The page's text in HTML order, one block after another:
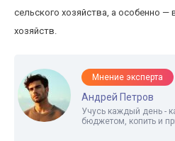
сельского хозяйства, а особенно —
хозяйств.
Мнение эксперта
Андрей Петров
Учусь каждый день -
бюджетом, копить и